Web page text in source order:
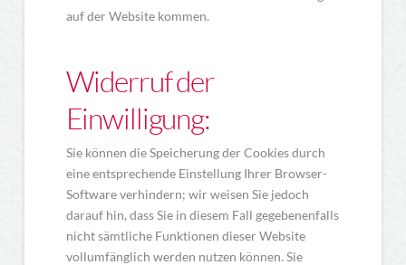
auf der Website kommen.
Widerruf der
Einwilligung:
Sie können die Speicherung der Cookies durch
eine entsprechende Einstellung Ihrer Browser-
Software verhindern; wir weisen Sie jedoch
darauf hin, dass Sie in diesem Fall gegebenenfalls
nicht sämtliche Funktionen dieser Website
vollumfänglich werden nutzen können. Sie